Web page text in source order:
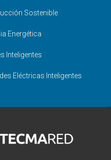
Sostenible
Energética
Inteligentes
Eléctricas Inteligentes